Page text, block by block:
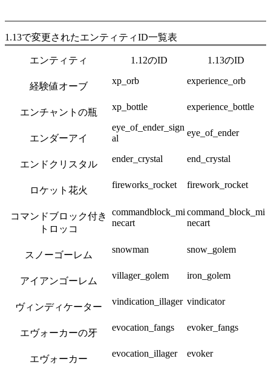
1.13で変更されたエンティティID一覧表
エンティティ 1.12のID 1.13のID
経験値オーブ
xp_orb experience_orb
エンチャントの瓶
xp_bottle experience_bottle
エンダーアイ
eye_of_ender_sign
al
eye_of_ender
エンドクリスタル
ender_crystal end_crystal
ロケット花火
fireworks_rocket firework_rocket
コマンドブロック付き
トロッコ
commandblock_mi
necart
command_block_mi
necart
スノーゴーレム
snowman snow_golem
アイアンゴーレム
villager_golem iron_golem
ヴィンディケーター
vindication_illager vindicator
エヴォーカーの牙
evocation_fangs evoker_fangs
エヴォーカー
evocation_illager evoker